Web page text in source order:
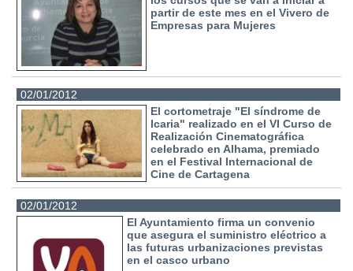
partir de este mes en el Vivero de
Empresas para Mujeres
02/01/2012
El cortometraje "El síndrome de
Icaria" realizado en el VI Curso de
Realización Cinematográfica
celebrado en Alhama, premiado
en el Festival Internacional de
Cine de Cartagena
02/01/2012
El Ayuntamiento firma un convenio
que asegura el suministro eléctrico a
las futuras urbanizaciones previstas
en el casco urbano